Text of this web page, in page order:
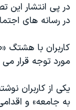
در پی انتشار این
در رسانه های
کاربران با هشتگ
مورد توجه قرار می
یکی از کاربران
به جامعه» و